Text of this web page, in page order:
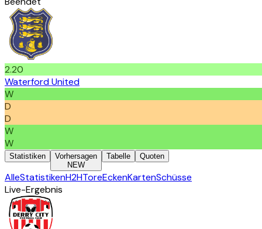
2.20
Waterford United
W
D
D
W
W
Statistiken
Vorhersagen
NEW
Tabelle Quoten
AlleStatistikenH2HToreEckenKartenSchüsse
Live-Ergebnis